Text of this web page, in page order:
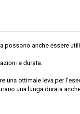
possono anche essere
e durata.
una ottimale leva per
una lunga durata